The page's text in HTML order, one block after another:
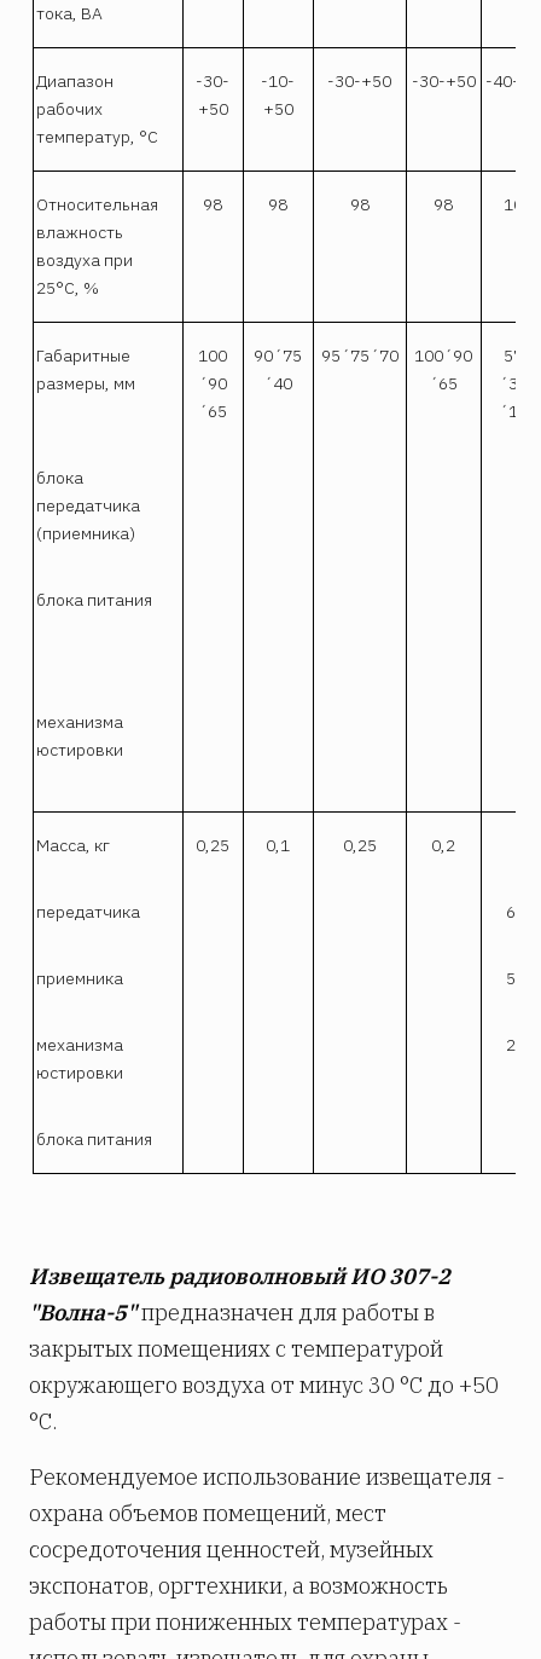
тока, ВА
Диапазон
рабочих
температур, °С
-30-
+50
-10-
+50
-30-+50 -30-+50 -40-
Относительная
влажность
воздуха при
25°С, %
98 98 98 98 100
Габаритные
размеры, мм
100
´90
´65
90´75
´40
95´75´70
100´90
´65
570
´380
´185
блока
передатчика
(приемника)
блока питания
механизма
юстировки
Масса, кг 0,25 0,1 0,25 0,2
передатчика 6,2
приемника 5,8
механизма
юстировки
2,5
блока питания
Извещатель радиоволновый ИО 307-2
"Волна-5"предназначен для работы в
закрытых помещениях с температурой
окружающего воздуха от минус 30 °С до +50
°С.
Рекомендуемое использование извещателя -
охрана объемов помещений, мест
сосредоточения ценностей, музейных
экспонатов, оргтехники, а возможность
работы при пониженных температурах -